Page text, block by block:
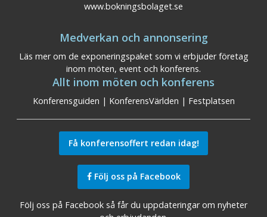
www.bokningsbolaget.se
Medverkan och annonsering
Läs mer om de exponeringspaket som vi erbjuder företag
inom möten, event och konferens.
Allt inom möten och konferens
Konferensguiden | KonferensVärlden | Festplatsen
Få konferensoffert redan idag!
Följ oss på Facebook
Följ oss på Facebook så får du uppdateringar om nyheter